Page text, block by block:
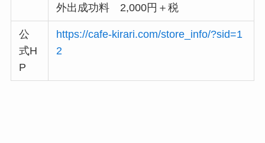
外出成功料 2,000円＋税
公
式H
P
https://cafe-kirari.com/store_info/?sid=1
2